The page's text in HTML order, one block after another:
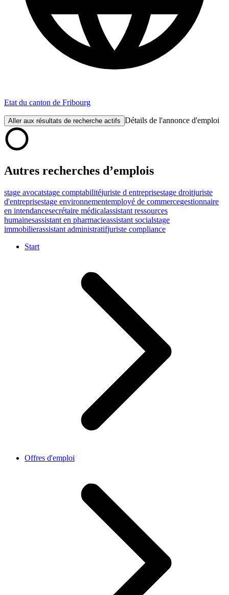
Etat du canton de Fribourg
Aller aux résultats de recherche actifs Détails de l'annonce d'emploi
Autres recherches d’emplois
stage avocatstage comptabilitéjuriste d entreprisestage droitjuriste
d'entreprisestage environnementemployé de commercegestionnaire
en intendancesecrétaire médicalassistant ressources
humainesassistant en pharmacieassistant socialstage
immobilierassistant administratifjuriste compliance
Start
Offres d'emploi